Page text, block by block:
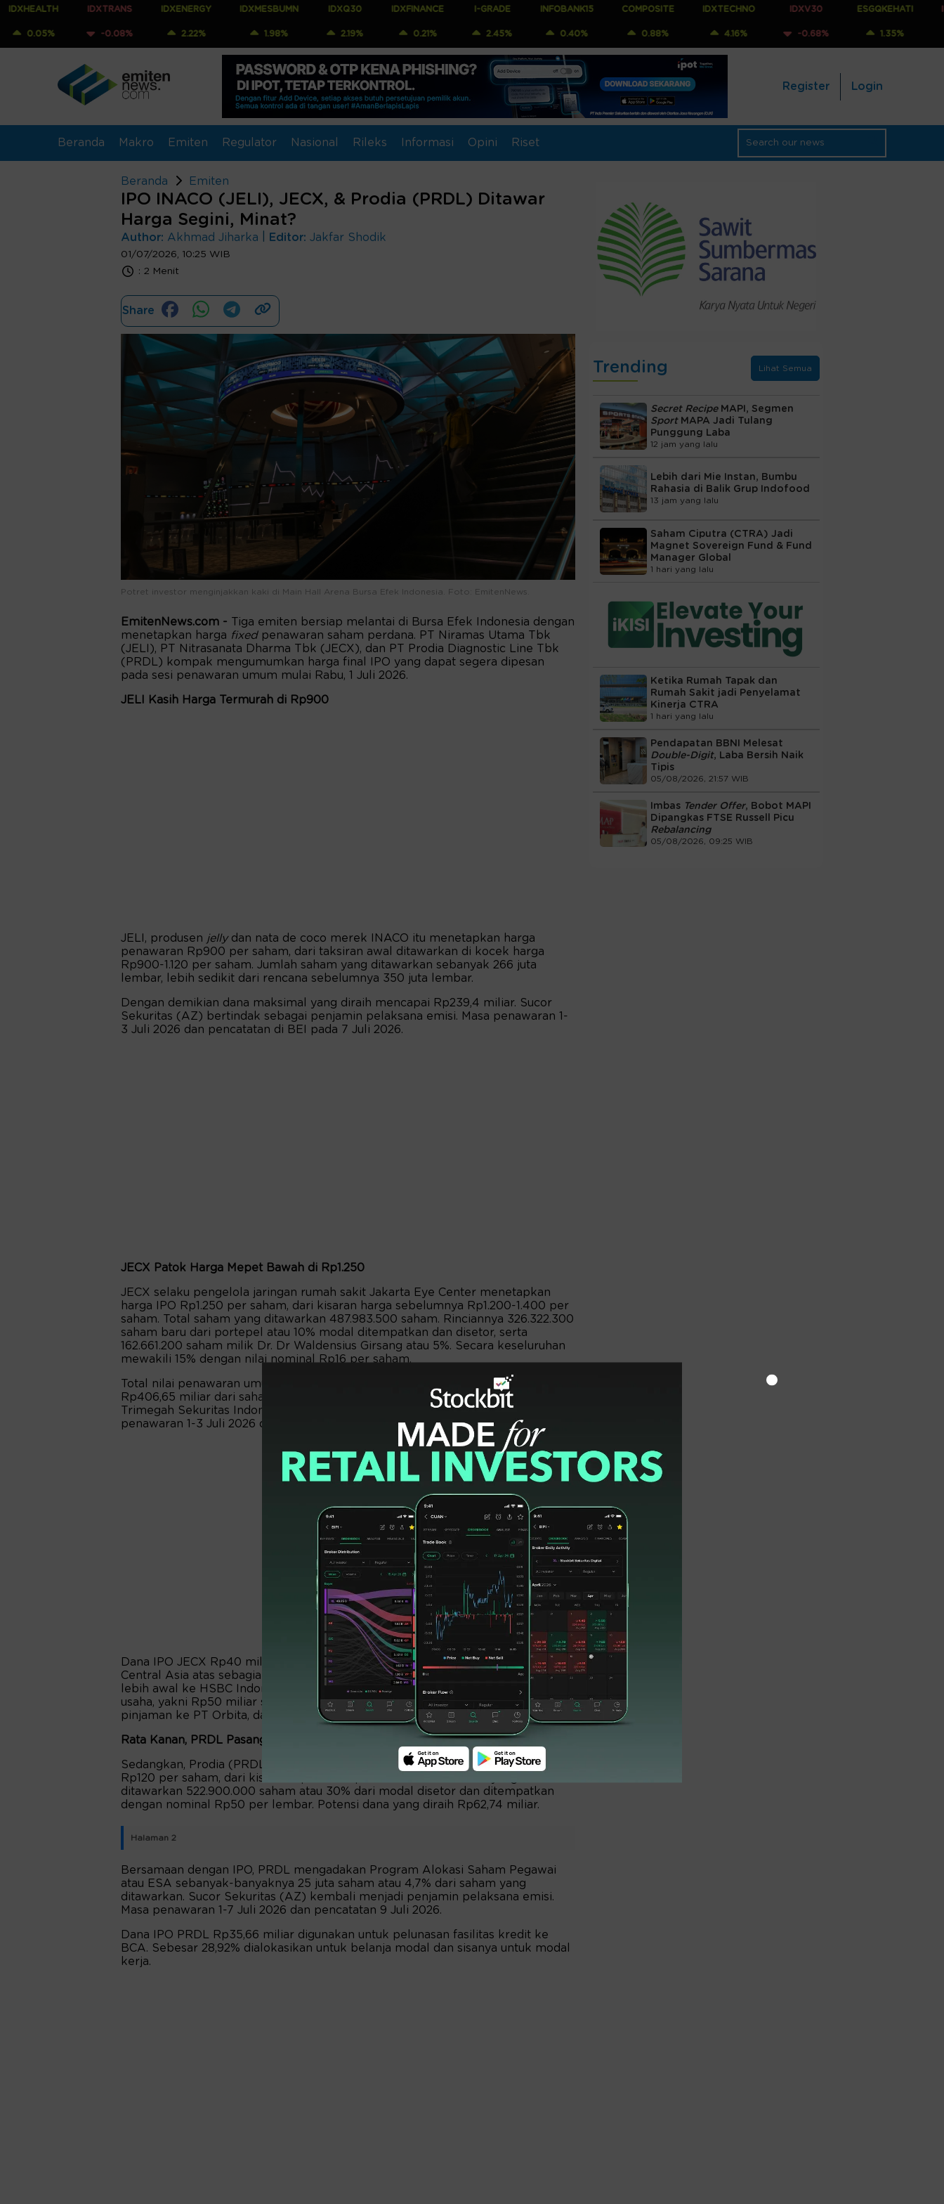
IDXTRANS
-0.08%
IDXENERGY
2.22%
IDXMESBUMN
1.98%
IDXQ30
2.19%
IDXFINANCE
0.21%
I-GRADE
2.45%
INFOBANK15
0.40%
COMPOSITE
0.88%
IDXTECHNO
4.16%
IDXV30
-0.68%
ESGQKEHATI
1.35%
IDXNONCYC
-0.56%
Register Login
Beranda Makro Emiten Regulator Nasional Rileks Informasi Opini Riset
Beranda Emiten
IPO INACO (JELI), JECX, & Prodia (PRDL) Ditawar
Harga Segini, Minat?
Author: Akhmad Jiharka Editor: Jakfar Shodik
01/07/2026, 10:25 WIB
: 2 Menit
Share
Potret investor menginjakkan kaki di Main Hall Arena Bursa Efek Indonesia. Foto: EmitenNews.
EmitenNews.com -
Tiga emiten bersiap melantai di Bursa Efek Indonesia dengan
menetapkan harga fixedpenawaran saham perdana. PT Niramas Utama Tbk
(JELI), PT Nitrasanata Dharma Tbk (JECX), dan PT Prodia Diagnostic Line Tbk
(PRDL) kompak mengumumkan harga final IPO yang dapat segera dipesan
pada sesi penawaran umum mulai Rabu, 1 Juli 2026.
JELI Kasih Harga Termurah di Rp900
JELI, produsen jellydan nata de coco merek INACO itu menetapkan harga
penawaran Rp900 per saham, dari taksiran awal ditawarkan di kocek harga
Rp900-1.120 per saham. Jumlah saham yang ditawarkan sebanyak 266 juta
lembar, lebih sedikit dari rencana sebelumnya 350 juta lembar.
Dengan demikian dana maksimal yang diraih mencapai Rp239,4 miliar. Sucor
Sekuritas (AZ) bertindak sebagai penjamin pelaksana emisi. Masa penawaran 1-
3 Juli 2026 dan pencatatan di BEI pada 7 Juli 2026.
JECX Patok Harga Mepet Bawah di Rp1.250
JECX selaku pengelola jaringan rumah sakit Jakarta Eye Center menetapkan
harga IPO Rp1.250 per saham, dari kisaran harga sebelumnya Rp1.200-1.400 per
saham. Total saham yang ditawarkan 487.983.500 saham. Rinciannya 326.322.300
saham baru dari portepel atau 10% modal ditempatkan dan disetor, serta
162.661.200 saham milik Dr. Dr Waldensius Girsang atau 5%. Secara keseluruhan
mewakili 15% dengan nilai nominal Rp16 per saham.
Total nilai penawaran umum JECX sebesar Rp609,97 miliar. Terdiri dari
Rp406,65 miliar dari saham baru dan Rp203,32 miliar dari saham divestasi.
Trimegah Sekuritas Indonesia (LG) menjadi penjamin pelaksana emisi. Masa
penawaran 1-3 Juli 2026 dan pencatatan 7 Juli 2026.
Dana IPO JECX Rp40 miliar dipakai untuk pembayaran lebih awal ke Bank
Central Asia atas sebagian pinjaman pokok. Rp100 miliar untuk pembayaran
lebih awal ke HSBC Indonesia. Sementara Rp185 miliar disalurkan ke anak
usaha, yakni Rp50 miliar setoran modal ke PT Nitra Sanata Bali, Rp100 miliar
pinjaman ke PT Orbita, dan Rp35 miliar pinjaman ke JEC Candi Sejahtera.
Rata Kanan, PRDL Pasang Harga Tertinggi di Rp120
Sedangkan, Prodia (PRDL) menetapkan harga IPO di harga tertinggi yakni,
Rp120 per saham, dari kisaran Rp100-120 per saham. Total saham yang
ditawarkan 522.900.000 saham atau 30% dari modal disetor dan ditempatkan
dengan nominal Rp50 per lembar. Potensi dana yang diraih Rp62,74 miliar.
Halaman 2
Bersamaan dengan IPO, PRDL mengadakan Program Alokasi Saham Pegawai
atau ESA sebanyak-banyaknya 25 juta saham atau 4,7% dari saham yang
ditawarkan. Sucor Sekuritas (AZ) kembali menjadi penjamin pelaksana emisi.
Masa penawaran 1-7 Juli 2026 dan pencatatan 9 Juli 2026.
Dana IPO PRDL Rp35,66 miliar digunakan untuk pelunasan fasilitas kredit ke
BCA. Sebesar 28,92% dialokasikan untuk belanja modal dan sisanya untuk modal
kerja.
Trending Lihat Semua
Secret RecipeMAPI, Segmen
Sport MAPA Jadi Tulang
Punggung Laba
12 jam yang lalu
Lebih dari Mie Instan, Bumbu
Rahasia di Balik Grup Indofood
13 jam yang lalu
Saham Ciputra (CTRA) Jadi
Magnet Sovereign Fund & Fund
Manager Global
1 hari yang lalu
Ketika Rumah Tapak dan
Rumah Sakit jadi Penyelamat
Kinerja CTRA
1 hari yang lalu
Pendapatan BBNI Melesat
Double-Digit, Laba Bersih Naik
Tipis
05/08/2026, 21:57 WIB
Imbas Tender Offer, Bobot MAPI
Dipangkas FTSE Russell Picu
Rebalancing
05/08/2026, 09:25 WIB